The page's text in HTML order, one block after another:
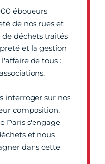
éboueurs
de nos rues et
déchets traités
et la gestion
de tous :
interroger sur nos
composition,
Paris s'engage
et nous
dans cette